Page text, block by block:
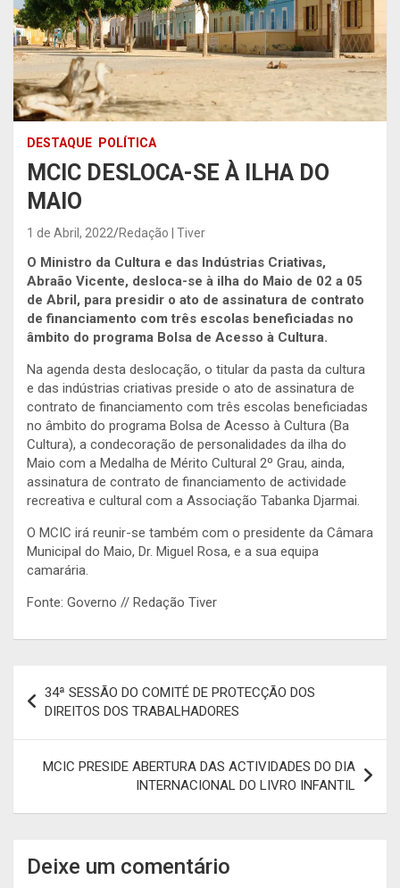
DESTAQUE POLÍTICA
MCIC DESLOCA-SE À ILHA DO
MAIO
1 de Abril, 2022 Redação | Tiver
O Ministro da Cultura e das Indústrias Criativas,
Abraão Vicente, desloca-se à ilha do Maio de 02 a 05
de Abril, para presidir o ato de assinatura de contrato
de financiamento com três escolas beneficiadas no
âmbito do programa Bolsa de Acesso à Cultura.
Na agenda desta deslocação, o titular da pasta da cultura
e das indústrias criativas preside o ato de assinatura de
contrato de financiamento com três escolas beneficiadas
no âmbito do programa Bolsa de Acesso à Cultura (Ba
Cultura), a condecoração de personalidades da ilha do
Maio com a Medalha de Mérito Cultural 2º Grau, ainda,
assinatura de contrato de financiamento de actividade
recreativa e cultural com a Associação Tabanka Djarmai.
O MCIC irá reunir-se também com o presidente da Câmara
Municipal do Maio, Dr. Miguel Rosa, e a sua equipa
camarária.
Fonte: Governo // Redação Tiver
de
artigos
34ª SESSÃO DO COMITÉ DE PROTECÇÃO DOS
DIREITOS DOS TRABALHADORES
MCIC PRESIDE ABERTURA DAS ACTIVIDADES DO DIA
INTERNACIONAL DO LIVRO INFANTIL
Deixe um comentário